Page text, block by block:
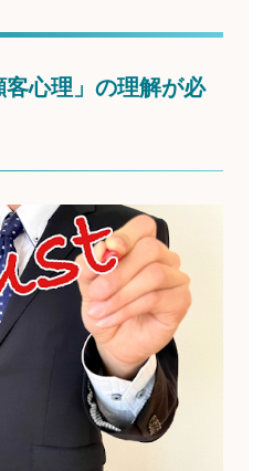
心理」の理解が必